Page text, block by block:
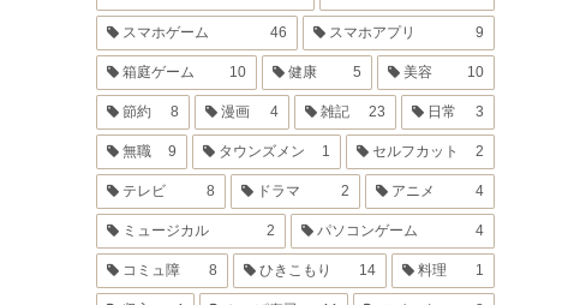
スマホゲーム 46 スマホアプリ 9
箱庭ゲーム 10 健康 5 美容 10
節約 8 漫画 4 雑記 23 日常 3
無職 9 タウンズメン 1 セルフカット 2
テレビ 8 ドラマ 2 アニメ 4
ミュージカル 2 パソコンゲーム 4
コミュ障 8 ひきこもり 14 料理 1